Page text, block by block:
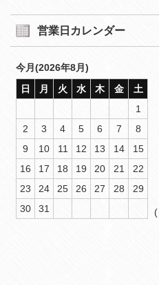
営業日カレンダー
今月(2026年8月)
日
月 火 水 木 金
土
1
2
3 4 5 6 7
8
9
10 11 12 13 14
15
16
17 18 19 20 21
22
23
24 25 26 27 28
29
30
31 (